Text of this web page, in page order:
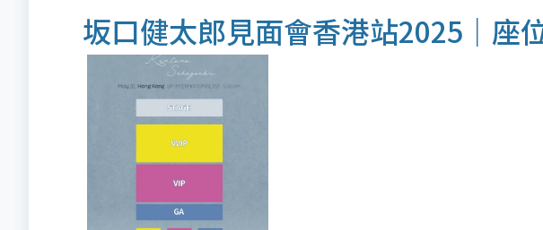
坂口健太郎見面會香港站2025｜座